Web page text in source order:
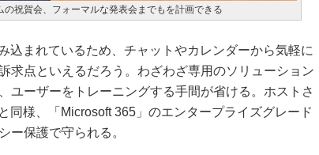
祝賀会、フォーマルな発表会までもを計画できる
込まれているため、チャットやカレンダーから気軽に
求点といえるだろう。わざわざ専用のソリューション
ユーザーをトレーニングする手間が省ける。ホストさ
同様、「Microsoft 365」のエンタープライズグレード
ー保護で守られる。